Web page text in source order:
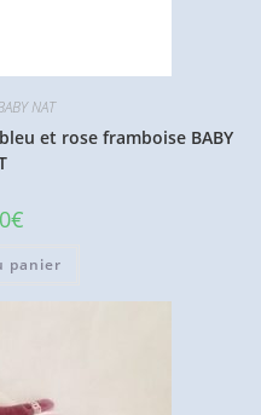
NAT
et rose framboise BABY
€
panier